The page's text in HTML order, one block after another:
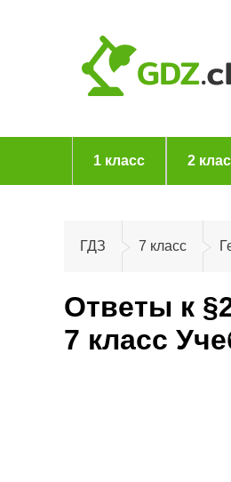
1 класс 2
ГДЗ 7 класс
Ответы к
7 класс